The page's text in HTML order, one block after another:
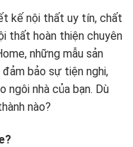
kế nội thất uy tín, chất
thất hoàn thiện chuyên
những mẫu sản
bảo sự tiện nghi,
ngôi nhà của bạn. Dù
nào?